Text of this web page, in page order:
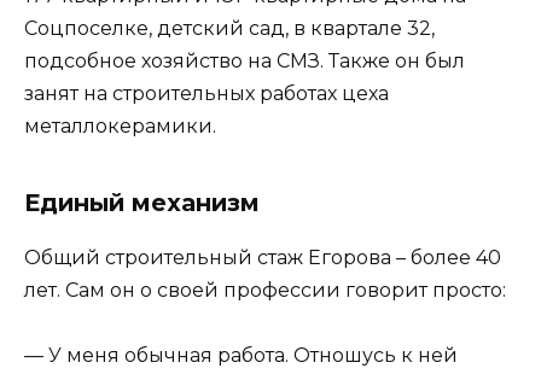
Соцпоселке, детский сад, в квартале 32,
подсобное хозяйство на СМЗ. Также он был
занят на строительных работах цеха
металлокерамики.
Единый механизм
Общий строительный стаж Егорова – более 40
лет. Сам он о своей профессии говорит просто:
— У меня обычная работа. Отношусь к ней